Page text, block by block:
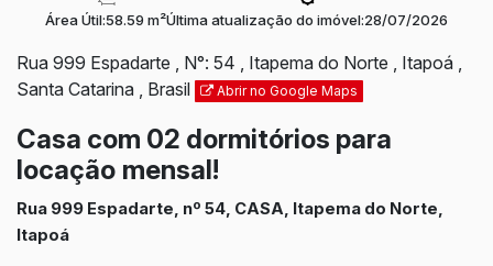
Área Útil:58.59 m²Última atualização do imóvel:28/07/2026
Rua 999 Espadarte , N°: 54 , Itapema do Norte , Itapoá ,
Santa Catarina , Brasil Abrir no Google Maps
Casa com 02 dormitórios para
locação mensal!
Rua 999 Espadarte, nº 54, CASA, Itapema do Norte,
Itapoá